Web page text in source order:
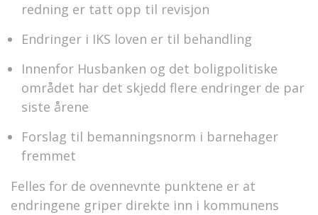
redning er tatt opp til revisjon
Endringer i IKS loven er til behandling
Innenfor Husbanken og det boligpolitiske
området har det skjedd flere endringer de par
siste årene
Forslag til bemanningsnorm i barnehager
fremmet
Felles for de ovennevnte punktene er at
endringene griper direkte inn i kommunens